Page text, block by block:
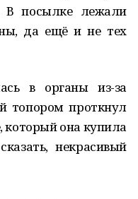
В посылке лежали
да ещё и не тех
в органы из-за
топором проткнул
который она купила
некрасивый